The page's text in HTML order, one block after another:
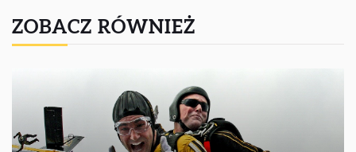
ZOBACZ RÓWNIEŻ